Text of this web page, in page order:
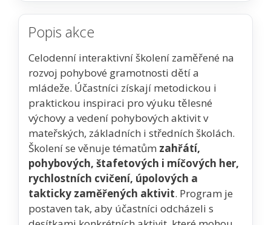
Popis akce
Celodenní interaktivní školení zaměřené na
rozvoj pohybové gramotnosti dětí a
mládeže. Účastníci získají metodickou i
praktickou inspiraci pro výuku tělesné
výchovy a vedení pohybových aktivit v
mateřských, základních i středních školách.
Školení se věnuje tématům zahřátí,
pohybových, štafetových i míčových her,
rychlostních cvičení, úpolových a
takticky zaměřených aktivit. Program je
postaven tak, aby účastníci odcházeli s